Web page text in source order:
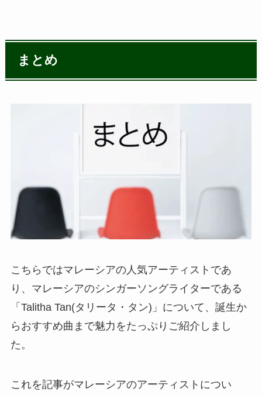
まとめ
こちらではマレーシアの人気アーティストであ
り、マレーシアのシンガーソングライターである
「Talitha Tan(タリータ・タン)」について、誕生か
らおすすめ曲まで魅力をたっぷりご紹介しまし
た。
これを記事がマレーシアのアーティストについ